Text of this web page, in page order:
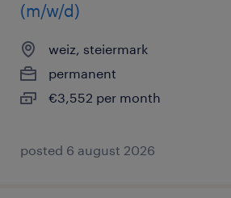
(m/w/d)
weiz, steiermark
permanent
€3,552 per month
posted 6 august 2026